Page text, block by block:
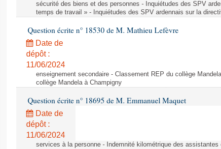
sécurité des biens et des personnes - Inquiétudes des SPV
temps de travail » - Inquiétudes des SPV ardennais sur la
Question écrite n° 18530 de M. Mathieu Lefèvre
Date de
dépôt :
11/06/2024
enseignement secondaire - Classement REP du collège
collège Mandela à Champigny
Question écrite n° 18695 de M. Emmanuel Maquet
Date de
dépôt :
11/06/2024
services à la personne - Indemnité kilométrique des